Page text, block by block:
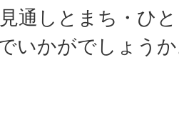
通しとまち・ひ
いかがでしょう